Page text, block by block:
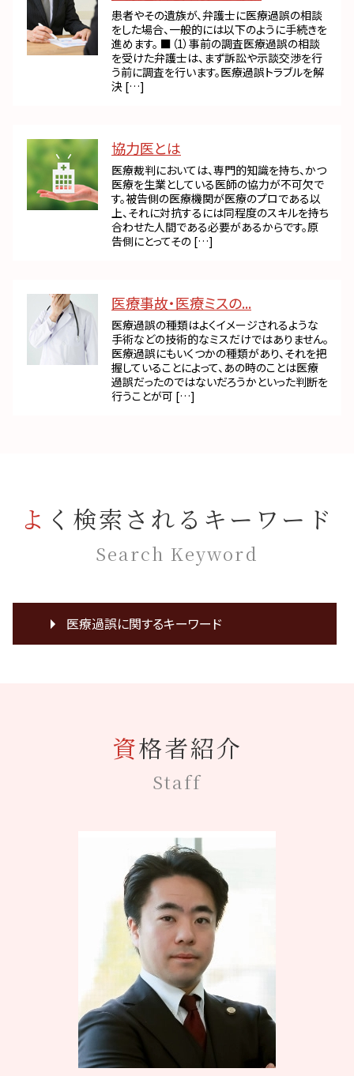
患者やその遺族が、弁護士に医療過誤の相談
をした場合、一般的には以下のように手続きを
進めます。 ■（1）事前の調査医療過誤の相談
を受けた弁護士は、まず訴訟や示談交渉を行
う前に調査を行います。医療過誤トラブルを解
決 […]
協力医とは
医療裁判においては、専門的知識を持ち、かつ
医療を生業としている医師の協力が不可欠で
す。被告側の医療機関が医療のプロである以
上、それに対抗するには同程度のスキルを持ち
合わせた人間である必要があるからです。原
告側にとってその […]
医療事故・医療ミスの...
医療過誤の種類はよくイメージされるような
手術などの技術的なミスだけではありません。
医療過誤にもいくつかの種類があり、それを把
握していることによって、あの時のことは医療
過誤だったのではないだろうかといった判断を
行うことが可 […]
よく検索されるキーワード
Search Keyword
医療過誤に関するキーワード
患者 取り違え
看護師 療養上の世話
レーシック手術 失敗
C型肝炎 補助金
歯科 麻酔 アナフィラキシーショック
医療過誤 因果関係
医療 ADR
資格者紹介
Staff